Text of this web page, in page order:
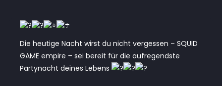
Die heutige Nacht wirst du nicht vergessen – SQUID
GAME empire – sei bereit für die aufregendste
Partynacht deines Lebens